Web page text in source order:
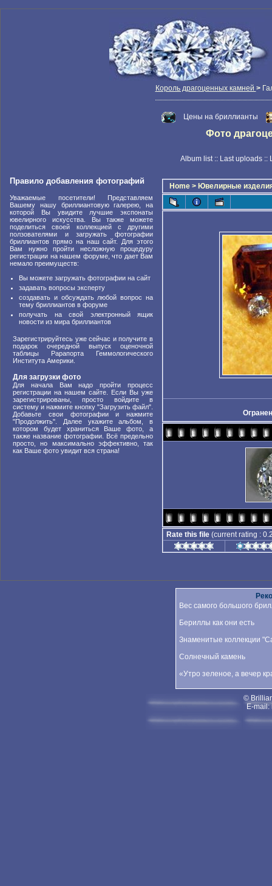
Король драгоценных камней >
Цены на бриллианты
Фото
Album list:: Last uploads ::
Правило добавления фотографий
Уважаемые посетители! Представляем
Вашему нашу бриллиантовую галерею, на
которой Вы увидите лучшие экспонаты
ювелирного искусства. Вы также можете
поделиться своей коллекцией с другими
ползователями и загружать фотографии
бриллиантов прямо на наш сайт. Для этого
Вам нужно пройти несложную процедуру
регистрации на нашем форуме, что дает Вам
немало преимуществ:
Вы можете загружать фотографии на сайт
задавать вопросы эксперту
создавать и обсуждать любой вопрос на
тему бриллиантов в форуме
получать на свой электронный ящик
новости из мира бриллиантов
Зарегистрируйтесь уже сейчас и получите в
подарок очередной выпуск оценочной
таблицы Рарапорта Геммологического
Института Америки.
Для загрузки фото
Для начала Вам надо пройти процесс
регистрации на нашем сайте. Если Вы уже
зарегистрированы, просто войдите в
систему и нажмите кнопку "Загрузить файл".
Добавьте свои фотографии и нажмите
"Продолжить". Далее укажите альбом, в
котором будет храниться Ваше фото, а
также название фотографии. Всё предельно
просто, но максимально эффективно, так
как Ваше фото увидит вся страна!
Home > Ювелирные
Rate this file (current rating :
Вес самого большого
Бериллы как они есть
Знаменитые коллекции
Солнечный камень
«Утро зеленое, а вечер
©
E-mail: